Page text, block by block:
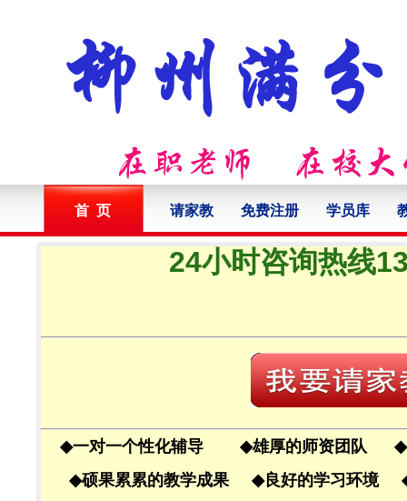
首 页 请家教 免费注册 学员库
24小时咨询热线
◆一对一个性化辅导 ◆雄厚的师资团队 ◆
◆硕果累累的教学成果 ◆良好的学习环境